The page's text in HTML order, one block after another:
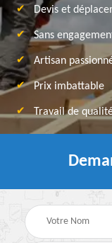
Devis et
Sans
Artisan
Prix imbattable
Travail de